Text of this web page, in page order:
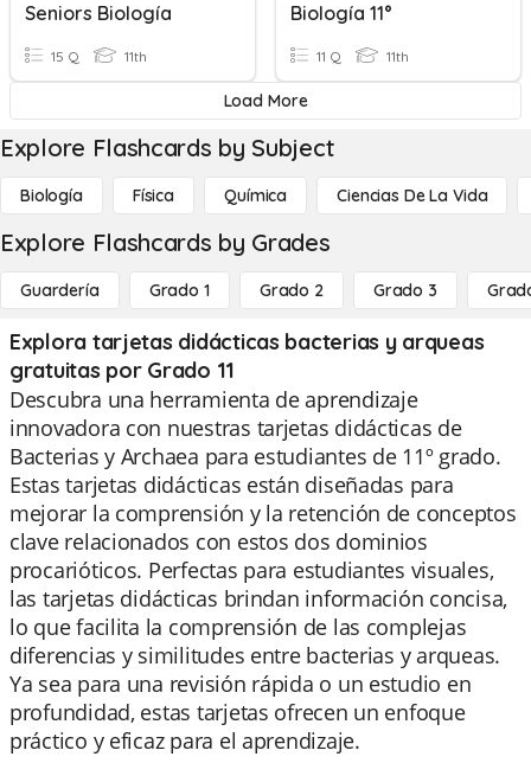
Seniors Biología
15 Q 11th
Biología 11°
11 Q 11th
Load More
Explore Flashcards by Subject
Biología Física Química Ciencias De La Vida
Explore Flashcards by Grades
Guardería Grado 1 Grado 2 Grado 3
Explora tarjetas didácticas bacterias y arqueas
gratuitas por Grado 11
Descubra una herramienta de aprendizaje
innovadora con nuestras tarjetas didácticas de
Bacterias y Archaea para estudiantes de 11º grado.
Estas tarjetas didácticas están diseñadas para
mejorar la comprensión y la retención de conceptos
clave relacionados con estos dos dominios
procarióticos. Perfectas para estudiantes visuales,
las tarjetas didácticas brindan información concisa,
lo que facilita la comprensión de las complejas
diferencias y similitudes entre bacterias y arqueas.
Ya sea para una revisión rápida o un estudio en
profundidad, estas tarjetas ofrecen un enfoque
práctico y eficaz para el aprendizaje.